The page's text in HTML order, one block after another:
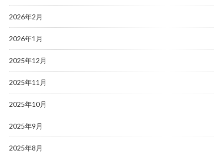
2026年2月
2026年1月
2025年12月
2025年11月
2025年10月
2025年9月
2025年8月